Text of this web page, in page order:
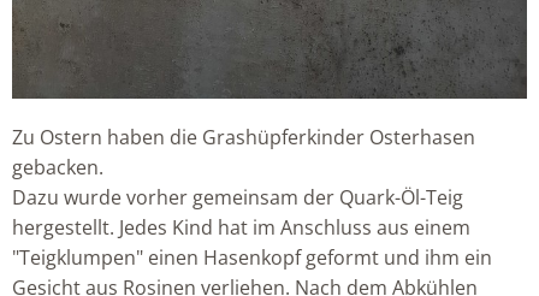
Zu Ostern haben die Grashüpferkinder Osterhasen
gebacken.
Dazu wurde vorher gemeinsam der Quark-Öl-Teig
hergestellt. Jedes Kind hat im Anschluss aus einem
"Teigklumpen" einen Hasenkopf geformt und ihm ein
Gesicht aus Rosinen verliehen. Nach dem Abkühlen